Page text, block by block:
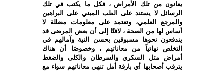
يعانون من تلك الأمراض ، فكل ما يكتب في تلك
الرسائل لا يستند على الطب المبني على البراهين
والمرجع العلمي، وتعتمد على معلومات مضللة لا
أساس لها من الصحة ، لافتًا إلى أن بعض المرضى قد
يندفعون نحوها مسبوقين بحسن النية وآمالهم في
التخلص نهائياً من معاناتهم ، وخصوصًا أن هناك
أمراض مثل السكري والسرطان والكلى والضغط
يترقب أصحابها أي بارقة أمل تنهي معاناتهم سواء مع